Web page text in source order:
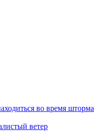
во время шторма
ветер